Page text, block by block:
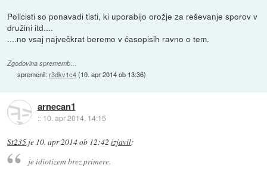
Policisti so ponavadi tisti, ki uporabijo orožje za reševanje sporov v
družini itd....
....no vsaj največkrat beremo v časopisih ravno o tem.
Zgodovina sprememb…
spremenil:r3dkv1c4(10. apr 2014 ob 13:36)
arnecan1
:: 10. apr 2014, 14:15
St235 je 10. apr 2014 ob 12:42 izjavil:
je idiotizem brez primere.